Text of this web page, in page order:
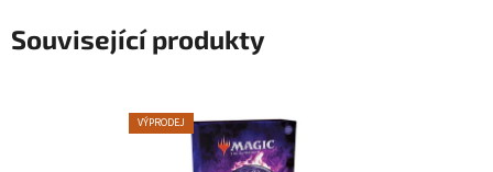
Související produkty
VÝPRODEJ